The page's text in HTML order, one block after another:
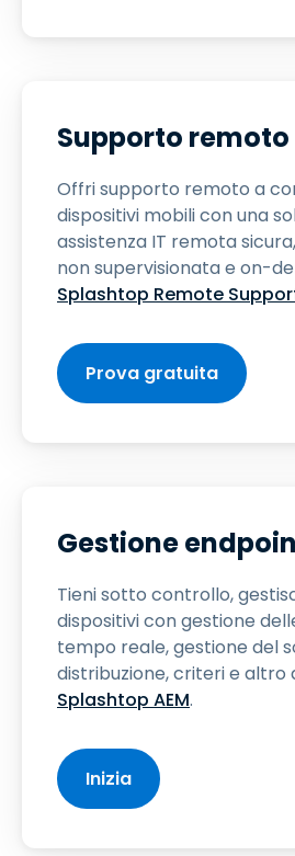
Supporto remoto
Offri supporto remoto a
dispositivi mobili con una
assistenza IT remota
non supervisionata e on-
Splashtop Remote
Prova gratuita
Gestione
Tieni sotto controllo,
dispositivi con gestione
tempo reale, gestione del
distribuzione, criteri e altro
Splashtop AEM.
Inizia